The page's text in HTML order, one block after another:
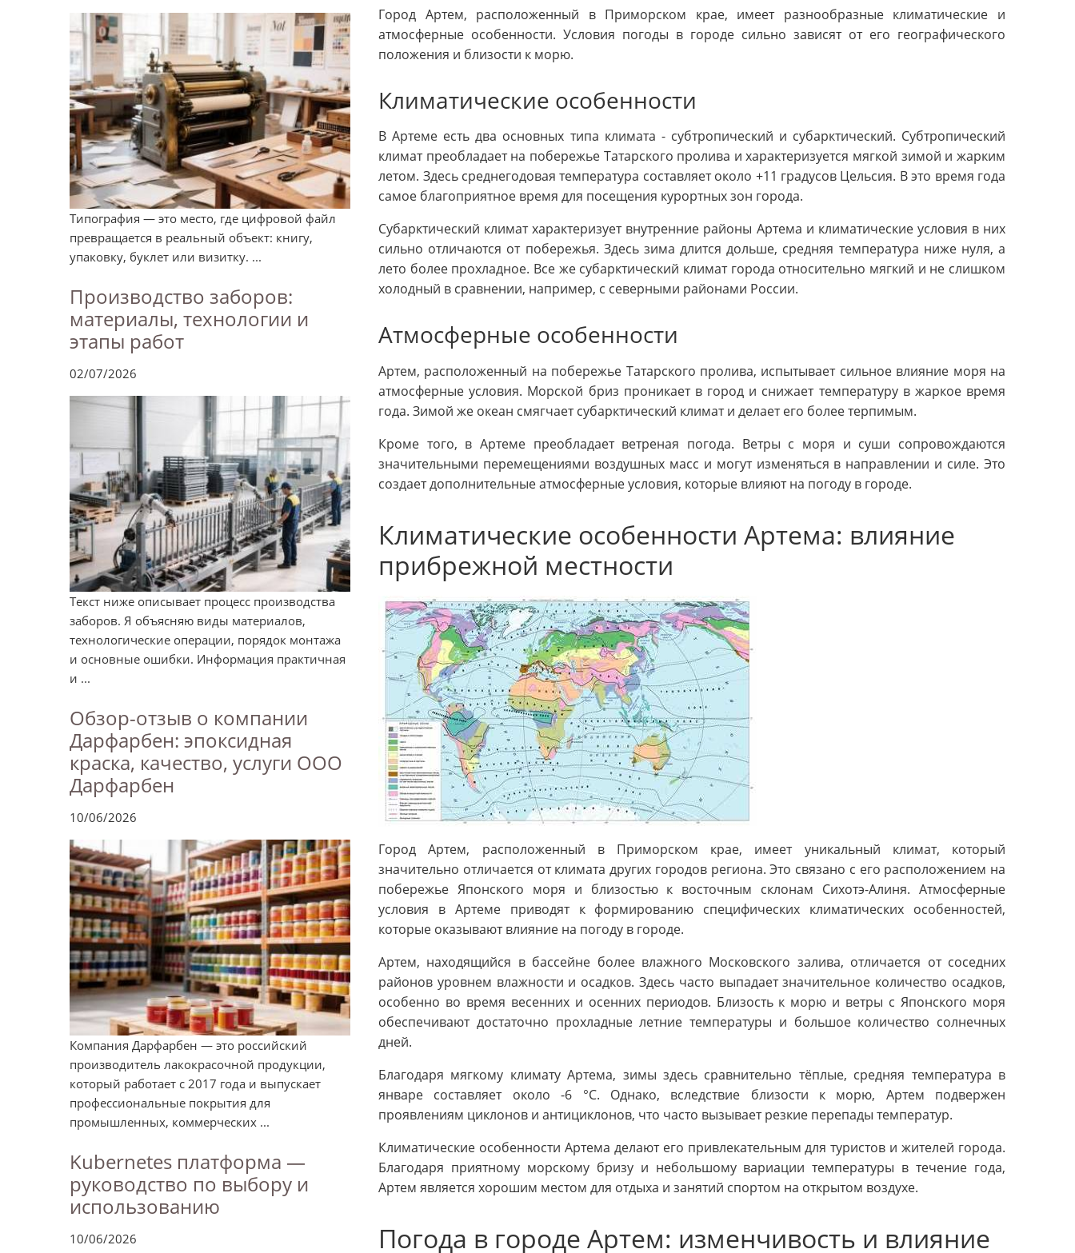
Типография — это место, где цифровой файл
превращается в реальный объект: книгу,
упаковку, буклет или визитку. ...
Производство заборов:
материалы, технологии и
этапы работ
02/07/2026
Текст ниже описывает процесс производства
заборов. Я объясняю виды материалов,
технологические операции, порядок монтажа
и основные ошибки. Информация практичная
и ...
Обзор-отзыв о компании
Дарфарбен: эпоксидная
краска, качество, услуги ООО
Дарфарбен
10/06/2026
Компания Дарфарбен — это российский
производитель лакокрасочной продукции,
который работает с 2017 года и выпускает
профессиональные покрытия для
промышленных, коммерческих ...
Kubernetes платформа —
руководство по выбору и
использованию
10/06/2026
Город Артем, расположенный в Приморском крае, имеет разнообразные климатические и
атмосферные особенности. Условия погоды в городе сильно зависят от его географического
положения и близости к морю.
Климатические особенности
В Артеме есть два основных типа климата - субтропический и субарктический. Субтропический
климат преобладает на побережье Татарского пролива и характеризуется мягкой зимой и жарким
летом. Здесь среднегодовая температура составляет около +11 градусов Цельсия. В это время года
самое благоприятное время для посещения курортных зон города.
Субарктический климат характеризует внутренние районы Артема и климатические условия в них
сильно отличаются от побережья. Здесь зима длится дольше, средняя температура ниже нуля, а
лето более прохладное. Все же субарктический климат города относительно мягкий и не слишком
холодный в сравнении, например, с северными районами России.
Атмосферные особенности
Артем, расположенный на побережье Татарского пролива, испытывает сильное влияние моря на
атмосферные условия. Морской бриз проникает в город и снижает температуру в жаркое время
года. Зимой же океан смягчает субарктический климат и делает его более терпимым.
Кроме того, в Артеме преобладает ветреная погода. Ветры с моря и суши сопровождаются
значительными перемещениями воздушных масс и могут изменяться в направлении и силе. Это
создает дополнительные атмосферные условия, которые влияют на погоду в городе.
Климатические особенности Артема: влияние
прибрежной местности
Город Артем, расположенный в Приморском крае, имеет уникальный климат, который
значительно отличается от климата других городов региона. Это связано с его расположением на
побережье Японского моря и близостью к восточным склонам Сихотэ-Алиня. Атмосферные
условия в Артеме приводят к формированию специфических климатических особенностей,
которые оказывают влияние на погоду в городе.
Артем, находящийся в бассейне более влажного Московского залива, отличается от соседних
районов уровнем влажности и осадков. Здесь часто выпадает значительное количество осадков,
особенно во время весенних и осенних периодов. Близость к морю и ветры с Японского моря
обеспечивают достаточно прохладные летние температуры и большое количество солнечных
дней.
Благодаря мягкому климату Артема, зимы здесь сравнительно тёплые, средняя температура в
январе составляет около -6 °C. Однако, вследствие близости к морю, Артем подвержен
проявлениям циклонов и антициклонов, что часто вызывает резкие перепады температур.
Климатические особенности Артема делают его привлекательным для туристов и жителей города.
Благодаря приятному морскому бризу и небольшому вариации температуры в течение года,
Артем является хорошим местом для отдыха и занятий спортом на открытом воздухе.
Погода в городе Артем: изменчивость и влияние